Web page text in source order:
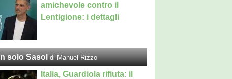
amichevole contro il
Lentigione: i dettagli
solo Sasol di Manuel Rizzo
Italia, Guardiola rifiuta: il